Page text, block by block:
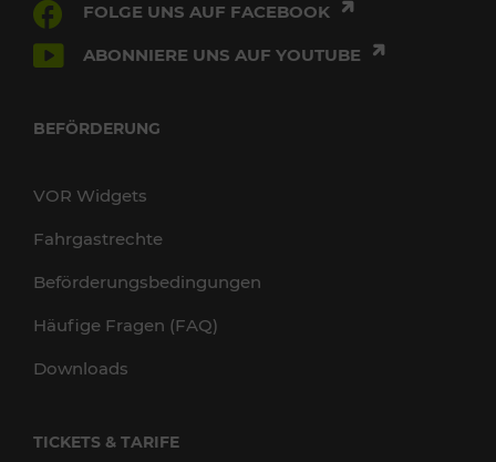
FOLGE UNS AUF FACEBOOK
ABONNIERE UNS AUF YOUTUBE
BEFÖRDERUNG
VOR Widgets
Fahrgastrechte
Beförderungsbedingungen
Häufige Fragen (FAQ)
Downloads
TICKETS & TARIFE